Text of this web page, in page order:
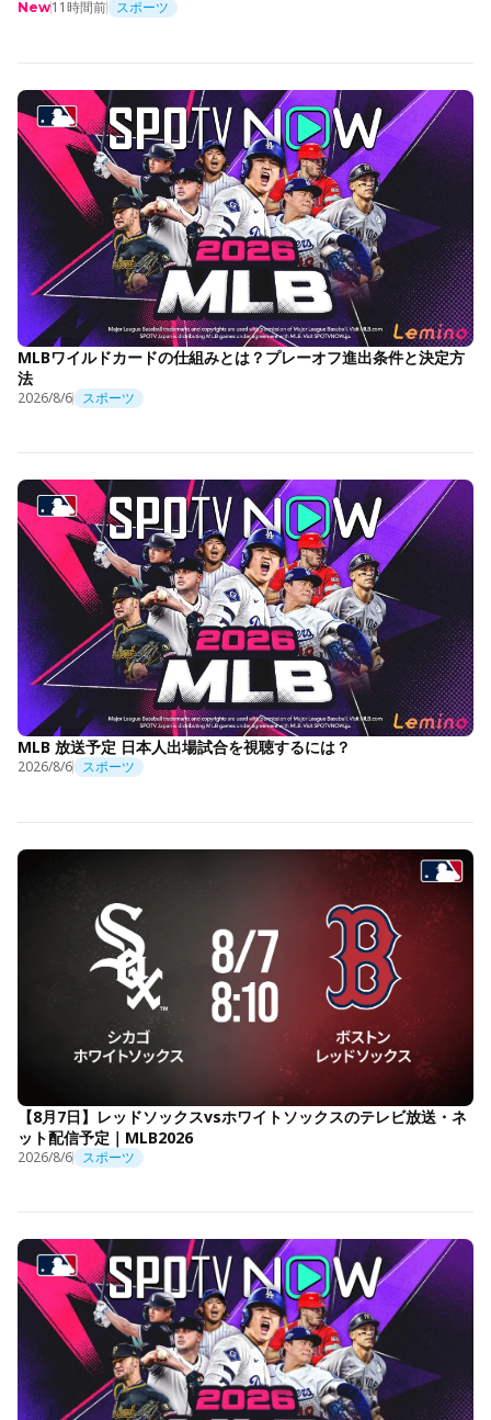
New11時間前 スポーツ
MLBワイルドカードの仕組みとは？プレーオフ進出条件と決定方
法
2026/8/6 スポーツ
MLB 放送予定 日本人出場試合を視聴するには？
2026/8/6 スポーツ
【8月7日】レッドソックスvsホワイトソックスのテレビ放送・ネ
ット配信予定｜MLB2026
2026/8/6 スポーツ